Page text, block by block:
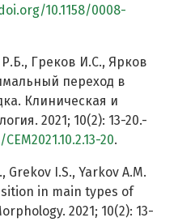
10.1158/0008-
Греков И.С., Ярков
переход в
Клиническая и
2021; 10(2): 13-20.-
20.
Grekov I.S., Yarkov A.M.
in main types of
2021; 10(2): 13-